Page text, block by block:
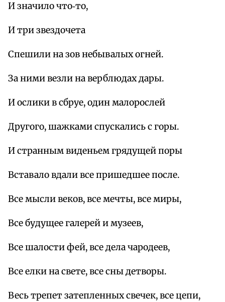
И значило что‑то,
И три звездочета
Спешили на зов небывалых огней.
За ними везли на верблюдах дары.
И ослики в сбруе, один малорослей
Другого, шажками спускались с горы.
И странным виденьем грядущей поры
Вставало вдали все пришедшее после.
Все мысли веков, все мечты, все миры,
Все будущее галерей и музеев,
Все шалости фей, все дела чародеев,
Все елки на свете, все сны детворы.
Весь трепет затепленных свечек, все цепи,